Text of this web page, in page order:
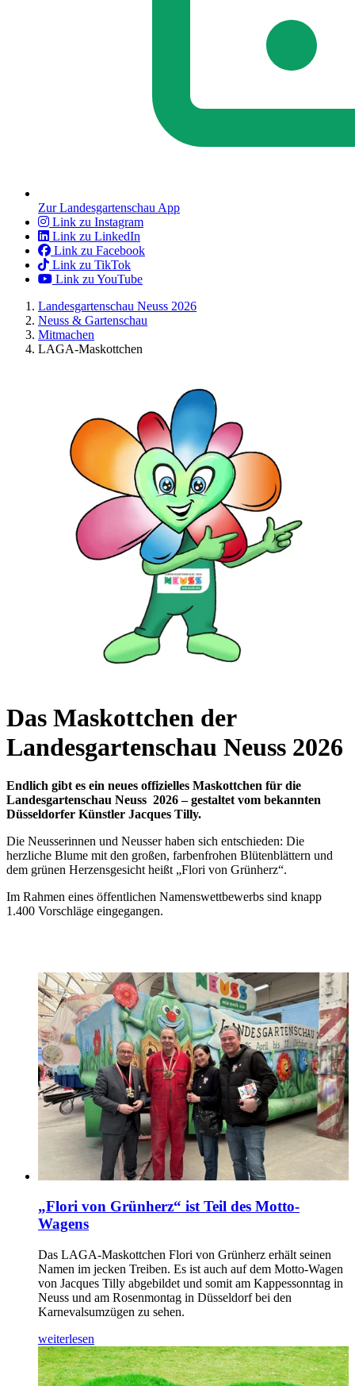
Zur Landesgartenschau App
Link zu Instagram
Link zu LinkedIn
Link zu Facebook
Link zu TikTok
Link zu YouTube
Landesgartenschau Neuss 2026
Neuss & Gartenschau
Mitmachen
LAGA-Maskottchen
Das Maskottchen der
Landesgartenschau Neuss 2026
Endlich gibt es ein neues offizielles Maskottchen für die
Landesgartenschau Neuss 2026 – gestaltet vom bekannten
Düsseldorfer Künstler Jacques Tilly.
Die Neusserinnen und Neusser haben sich entschieden: Die
herzliche Blume mit den großen, farbenfrohen Blütenblättern und
dem grünen Herzensgesicht heißt „Flori von Grünherz“.
Im Rahmen eines öffentlichen Namenswettbewerbs sind knapp
1.400 Vorschläge eingegangen.
„Flori von Grünherz“ ist Teil des Motto-
Wagens
Das LAGA-Maskottchen Flori von Grünherz erhält seinen
Namen im jecken Treiben. Es ist auch auf dem Motto-Wagen
von Jacques Tilly abgebildet und somit am Kappessonntag in
Neuss und am Rosenmontag in Düsseldorf bei den
Karnevalsumzügen zu sehen.
weiterlesen